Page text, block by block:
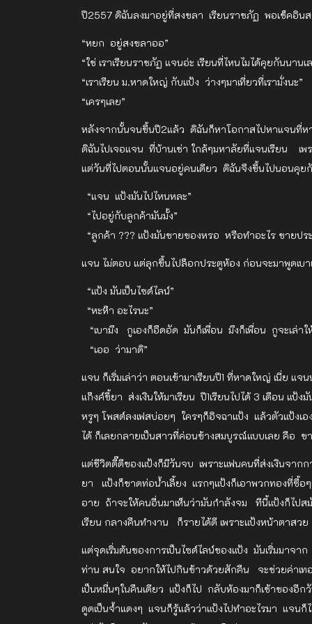
ปี2557 ดิฉันลงมาอยู่ที่สงขลา เรียนราชภัฏ พอเช็คอิน
“หยก อยู่สงขลาออ”
“ใช่ เราเรียนราชภัฏ แจนอ่ะ เรียนที่ไหนไมได้คุยกันนานเ
“เราเรียน ม.หาดใหญ่ กับแป้ง ว่างๆมาเที่ยวที่เรามั่งนะ”
“เครๆเลย”
หลังจากนั้นจนขึ้นปี2แล้ว ดิฉันก็หาโอกาสไปหาแจนที่
ดิฉันไปเจอแจน ที่บ้านเช่า ใกล้ๆมหาลัยที่แจนเรียน เ
แต่วันที่ไปตอนนั้นแจนอยู่คนเดียว ดิฉันจึงขึ้นไปนอนคุย
“แจน แป้งมันไปไหนหละ”
“ไปอยู่กับลูกค้ามันมั้ง”
“ลูกค้า ??? แป้งมันขายของหรอ หรือทำอะไร ขายปร
แจน ไม่ตอบ แต่ลุกขึ้นไปล๊อกประตูห้อง ก่อนจะมาพูดเบา
“แป้ง มันเป็นไซด์ไลน์”
“หะห๊า อะไรนะ”
“เบามึง กูเองก็อึดอัด มันก็เพื่อน มึงก็เพื่อน กูจะเล่า
“เออ ว่ามาดิ”
แจน ก็เริ่มเล่าว่า ตอนเข้ามาเรียนปี1 ที่หาดใหญ่ เนี่ย แ
แก๊งค์ขี้ยา ส่งเงินให้มาเรียน ปี1เรียนไปได้ 3 เดือน แป้
หรูๆ โพสต์ลงเฟสบ่อยๆ ใครๆก็อิจฉาแป้ง แล้วตัวแป้งเ
ได้ ก็เลยกลายเป็นสาวที่ค่อนข้างสมบูรณ์แบบเลย คือ
แต่ชีวิตดี๊ดีของแป้งก็มีวันจบ เพราะแฟนคนที่ส่งเงินจา
ยา แป้งก็ขาดท่อน้ำเลี้ยง แรกๆแป้งก็เอาพวกทองที่ซื้
อาย ถ้าจะให้คนอื่นมาเห็นว่ามันกำลังจม ทีนี้แป้งก็ไป
เรียน กลางคืนทำงาน ก็รายได้ดี เพราะแป้งหน้าตาสว
แต่จุดเริ่มต้นของการเป็นไซด์ไลน์ของแป้ง มันเริ่มมา
ท่าน สนใจ อยากให้ไปกินข้าวด้วยสักคืน จะช่วยค่าเท
เป็นหมื่นๆในคืนเดียว แป้งก็ไป กลับห้องมาก็เช้าของอี
ดูดเป็นจ้ำแดงๆ แจนก็รู้แล้วว่าแป้งไปทำอะไรมา แจน